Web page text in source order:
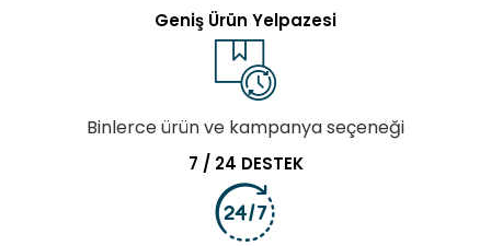
Geniş Ürün Yelpazesi
Binlerce ürün ve kampanya seçeneği
7 / 24 DESTEK